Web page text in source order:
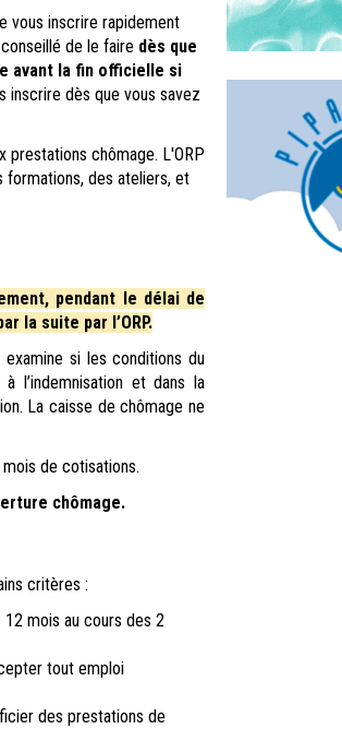
vous inscrire rapidement
de le faire dès que
avant la fin officielle si
dès que vous savez
prestations chômage. L'ORP
formations, des ateliers, et
pendant le délai de
la suite par l’ORP.
si les conditions du
l’indemnisation et dans la
La caisse de chômage ne
de cotisations.
chômage.
critères :
12 mois au cours des 2
tout emploi
des prestations de